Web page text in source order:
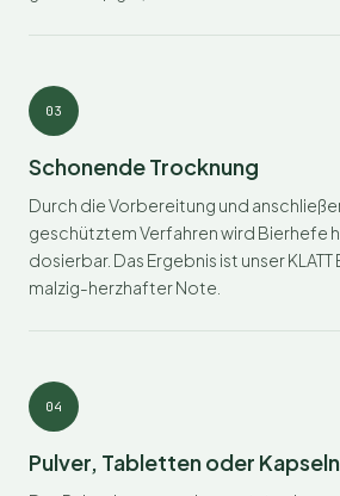
03
Schonende Trocknung
Durch die Vorbereitung und
geschütztem Verfahren wird Bierhefe
dosierbar. Das Ergebnis ist unser
malzig-herzhafter Note.
04
Pulver, Tabletten oder Kapseln